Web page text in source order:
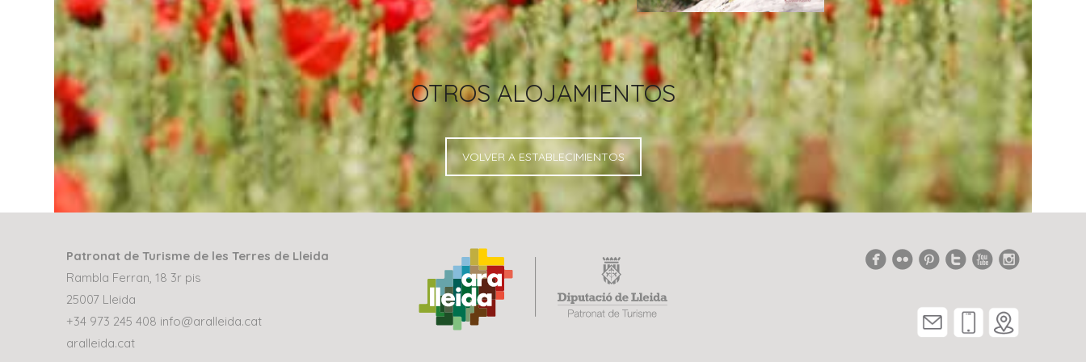
OTROS ALOJAMIENTOS
VOLVER A ESTABLECIMIENTOS
Patronat de Turisme de les Terres de Lleida
Rambla Ferran, 18 3r pis
25007 Lleida
+34 973 245 408 info@aralleida.cat
aralleida.cat